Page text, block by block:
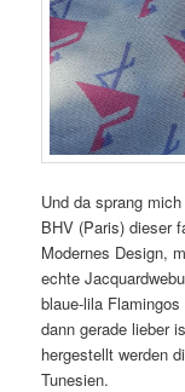
Und da sprang
BHV (Paris) dieser
Modernes Design,
echte
blaue-lila
dann gerade lieber
hergestellt werden
Tunesien.